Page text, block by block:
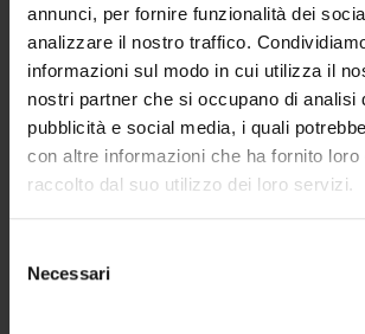
annunci, per fornire funzionalità dei
analizzare il nostro traffico.
informazioni sul modo in cui utilizza il
nostri partner che si occupano di analisi
pubblicità e social media, i quali
con altre informazioni che ha fornito loro
raccolto dal suo utilizzo dei loro servizi.
delNecessari